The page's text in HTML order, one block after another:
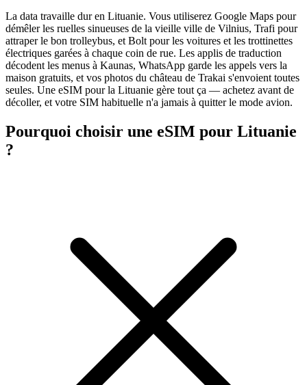
La data travaille dur en Lituanie. Vous utiliserez Google Maps pour
démêler les ruelles sinueuses de la vieille ville de Vilnius, Trafi pour
attraper le bon trolleybus, et Bolt pour les voitures et les trottinettes
électriques garées à chaque coin de rue. Les applis de traduction
décodent les menus à Kaunas, WhatsApp garde les appels vers la
maison gratuits, et vos photos du château de Trakai s'envoient toutes
seules. Une eSIM pour la Lituanie gère tout ça — achetez avant de
décoller, et votre SIM habituelle n'a jamais à quitter le mode avion.
Pourquoi choisir une eSIM pour Lituanie
?